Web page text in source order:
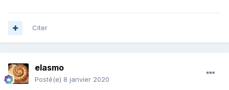
Citer
elasmo
Posté(e) 8 janvier 2020